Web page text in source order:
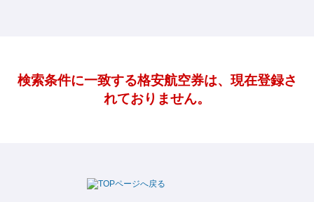
検索条件に一致する格安航空券は、現在登録さ
れておりません。